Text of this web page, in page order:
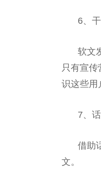
6、
软文
只有宣
识这些用
7、
借助
文。